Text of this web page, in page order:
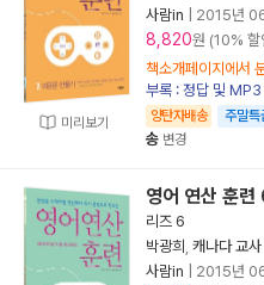
미리보기
사람in
2015년
8,820원 (10%
책소개페이지에서
부록 : 정답 및 MP3
양탄자배송 주말특
송 변경
영어 연산 훈련
리즈 6
박광희 캐나다 교
사람in
2015년